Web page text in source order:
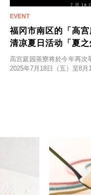
福冈市南区的「高
清凉夏日活动「夏
高宫庭园茶寮将於今年再次
2025年7月18日（五）至8月